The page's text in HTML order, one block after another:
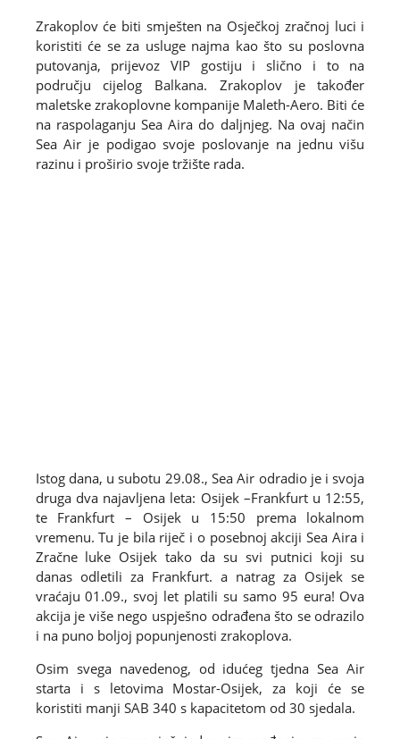
Zrakoplov će biti smješten na Osječkoj zračnoj luci i
koristiti će se za usluge najma kao što su poslovna
putovanja, prijevoz VIP gostiju i slično i to na
području cijelog Balkana. Zrakoplov je također
maletske zrakoplovne kompanije Maleth-Aero. Biti će
na raspolaganju Sea Aira do daljnjeg. Na ovaj način
Sea Air je podigao svoje poslovanje na jednu višu
razinu i proširio svoje tržište rada.
Istog dana, u subotu 29.08., Sea Air odradio je i svoja
druga dva najavljena leta: Osijek –Frankfurt u 12:55,
te Frankfurt – Osijek u 15:50 prema lokalnom
vremenu. Tu je bila riječ i o posebnoj akciji Sea Aira i
Zračne luke Osijek tako da su svi putnici koji su
danas odletili za Frankfurt. a natrag za Osijek se
vraćaju 01.09., svoj let platili su samo 95 eura! Ova
akcija je više nego uspješno odrađena što se odrazilo
i na puno boljoj popunjenosti zrakoplova.
Osim svega navedenog, od idućeg tjedna Sea Air
starta i s letovima Mostar-Osijek, za koji će se
koristiti manji SAB 340 s kapacitetom od 30 sjedala.